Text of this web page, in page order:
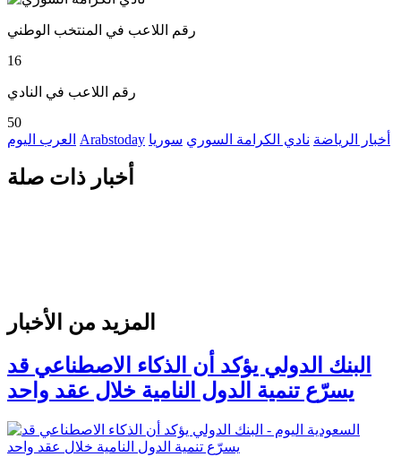
رقم اللاعب في المنتخب الوطني
16
رقم اللاعب في النادي
50
العرب اليوم Arabstoday أخبار الرياضة نادي الكرامة السوري سوريا
أخبار ذات صلة
المزيد من الأخبار
البنك الدولي يؤكد أن الذكاء الاصطناعي قد
يسرّع تنمية الدول النامية خلال عقد واحد